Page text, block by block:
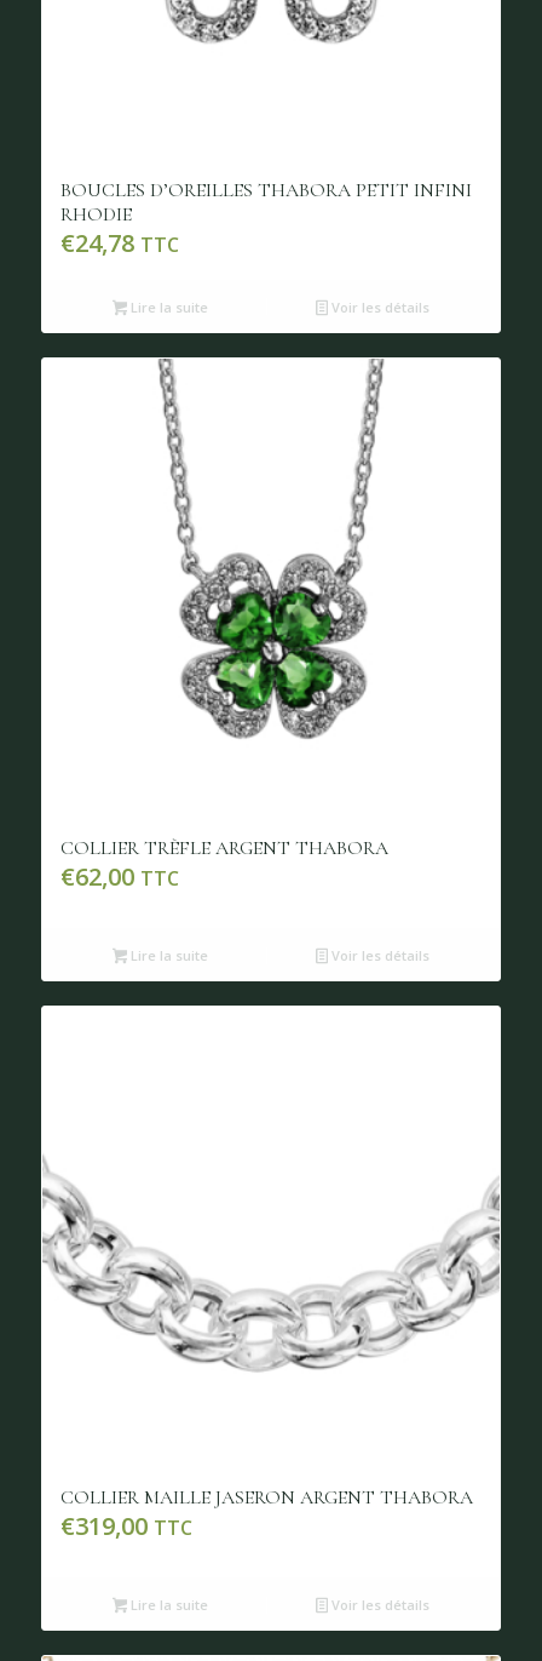
BOUCLES D’OREILLES THABORA PETIT INFINI
RHODIE
€24,78 TTC
Lire la suite Voir les détails
COLLIER TRÈFLE ARGENT THABORA
€62,00 TTC
Lire la suite Voir les détails
COLLIER MAILLE JASERON ARGENT THABORA
€319,00 TTC
Lire la suite Voir les détails